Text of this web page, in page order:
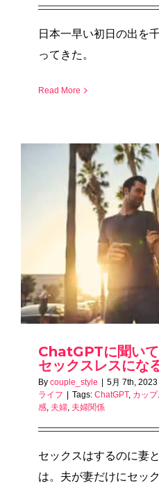
日本一早い初日の出を
ってきた。
Read More
ChatGPTに聞い
セックスレスにな
By couple_style 5月 7th, 2023
ライフ
Tags: ChatGPT, カッ
感, 夫婦, 夫婦関係
セックスはするのに妻
は。夫が妻だけにセッ